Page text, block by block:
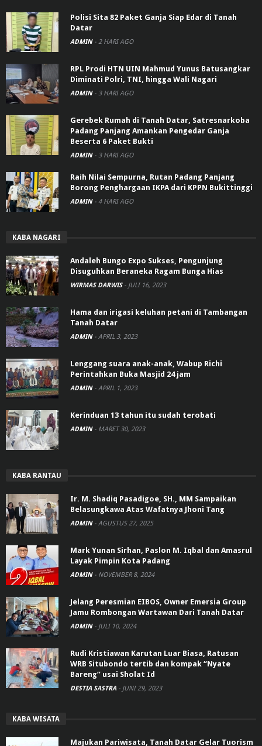
Polisi Sita 82 Paket Ganja Siap Edar di Tanah
Datar
ADMIN - 2 HARI AGO
RPL Prodi HTN UIN Mahmud Yunus Batusangkar
Diminati Polri, TNI, hingga Wali Nagari
ADMIN - 3 HARI AGO
Gerebek Rumah di Tanah Datar, Satresnarkoba
Padang Panjang Amankan Pengedar Ganja
Beserta 6 Paket Bukti
ADMIN - 3 HARI AGO
Raih Nilai Sempurna, Rutan Padang Panjang
Borong Penghargaan IKPA dari KPPN Bukittinggi
ADMIN - 4 HARI AGO
KABA NAGARI
Andaleh Bungo Expo Sukses, Pengunjung
Disuguhkan Beraneka Ragam Bunga Hias
WIRMAS DARWIS - JULI 16, 2023
Hama dan irigasi keluhan petani di Tambangan
Tanah Datar
ADMIN - APRIL 3, 2023
Lenggang suara anak-anak, Wabup Richi
Perintahkan Buka Masjid 24 jam
ADMIN - APRIL 1, 2023
Kerinduan 13 tahun itu sudah terobati
ADMIN - MARET 30, 2023
KABA RANTAU
Ir. M. Shadiq Pasadigoe, SH., MM Sampaikan
Belasungkawa Atas Wafatnya Jhoni Tang
ADMIN - AGUSTUS 27, 2025
Mark Yunan Sirhan, Paslon M. Iqbal dan Amasrul
Layak Pimpin Kota Padang
ADMIN - NOVEMBER 8, 2024
Jelang Peresmian EIBOS, Owner Emersia Group
Jamu Rombongan Wartawan Dari Tanah Datar
ADMIN - JULI 10, 2024
Rudi Kristiawan Karutan Luar Biasa, Ratusan
WRB Situbondo tertib dan kompak “Nyate
Bareng” usai Sholat Id
DESTIA SASTRA - JUNI 29, 2023
KABA WISATA
Majukan Pariwisata, Tanah Datar Gelar Tuorism